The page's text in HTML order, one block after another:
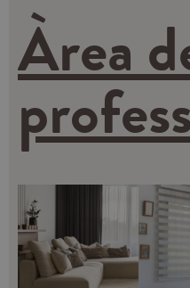
Àrea